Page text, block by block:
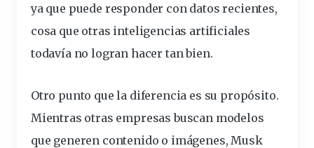
ya que puede responder con datos recientes,
cosa que otras inteligencias artificiales
todavía no logran hacer tan bien.
Otro punto que la diferencia es su propósito.
Mientras otras empresas buscan modelos
que generen contenido o imágenes, Musk